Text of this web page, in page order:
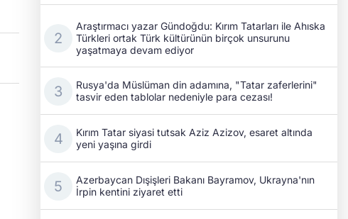
Araştırmacı yazar Gündoğdu: Kırım Tatarları ile Ahıska
Türkleri ortak Türk kültürünün birçok unsurunu
yaşatmaya devam ediyor
Rusya'da Müslüman din adamına, "Tatar zaferlerini"
tasvir eden tablolar nedeniyle para cezası!
Kırım Tatar siyasi tutsak Aziz Azizov, esaret altında
yeni yaşına girdi
Azerbaycan Dışişleri Bakanı Bayramov, Ukrayna'nın
İrpin kentini ziyaret etti